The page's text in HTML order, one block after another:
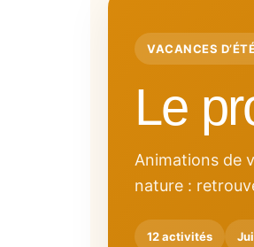
VACANCES
Le
Animations de
nature :
12 activités